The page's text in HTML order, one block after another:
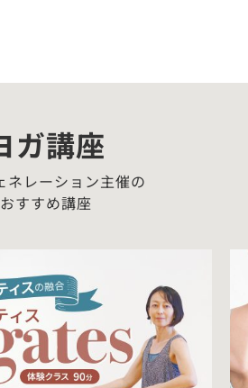
ガ講座
ネレーション主催の
おすすめ講座